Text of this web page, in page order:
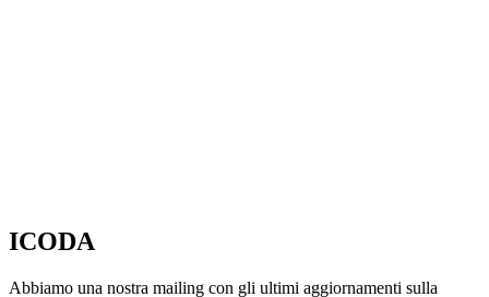
ICODA
Abbiamo una nostra mailing con gli ultimi aggiornamenti sulla